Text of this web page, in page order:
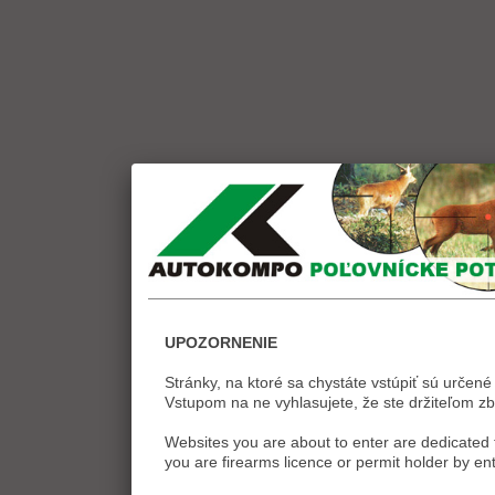
UPOZORNENIE
Stránky, na ktoré sa chystáte vstúpiť sú
Vstupom na ne vyhlasujete, že ste držiteľom
Websites you are about to enter are
you are firearms licence or permit holder by